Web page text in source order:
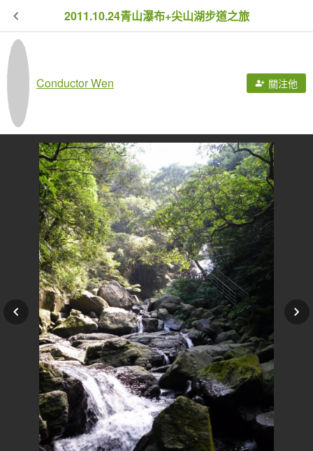
2011.10.24青山瀑布+尖山湖步道之旅
Conductor Wen 關注他